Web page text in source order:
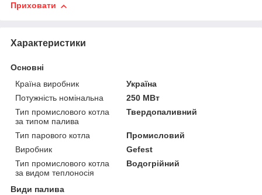
Приховати
Характеристики
Основні
Країна виробник
Україна
Потужність номінальна
250 МВт
Тип промислового котла
за типом палива
Твердопаливний
Тип парового котла
Промисловий
Виробник
Gefest
Тип промислового котла
за видом теплоносія
Водогрійний
Види палива